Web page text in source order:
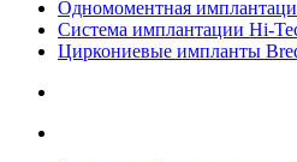
Одномоментная
Система имплантации Hi-
Циркониевые импланты